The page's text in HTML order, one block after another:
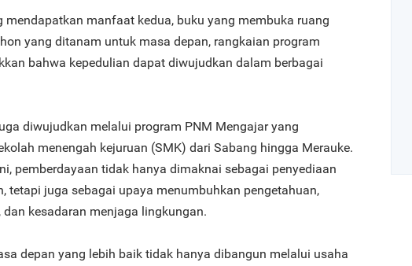
mendapatkan manfaat kedua, buku yang membuka ruang
yang ditanam untuk masa depan, rangkaian program
bahwa kepedulian dapat diwujudkan dalam berbagai
diwujudkan melalui program PNM Mengajar yang
menengah kejuruan (SMK) dari Sabang hingga Merauke.
pemberdayaan tidak hanya dimaknai sebagai penyediaan
tetapi juga sebagai upaya menumbuhkan pengetahuan,
dan kesadaran menjaga lingkungan.
depan yang lebih baik tidak hanya dibangun melalui usaha